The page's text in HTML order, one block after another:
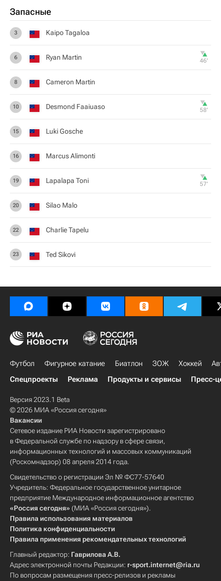
Запасные
3 Kaipo Tagaloa
6 Ryan Martin 46‎’‎
8 Cameron Martin
10 Desmond Faaiuaso 58‎’‎
15 Luki Gosche
16 Marcus Alimonti
19 Lapalapa Toni 57‎’‎
20 Silao Malo
22 Charlie Tapelu
23 Ted Sikovi
Футбол Фигурное катание Биатлон ЗОЖ Хоккей
Спецпроекты
Реклама Продукты и сервисы Пресс-
Версия 2023.1 Beta
© 2026 МИА «Россия сегодня»
Вакансии
Сетевое издание РИА Новости зарегистрировано
в Федеральной службе по надзору в сфере связи,
информационных технологий и массовых коммуникаций
(Роскомнадзор) 08 апреля 2014 года.
Свидетельство о регистрации Эл № ФС77-57640
Учредитель: Федеральное государственное унитарное
предприятие Международное информационное агентство
«Россия сегодня» (МИА «Россия сегодня»).
Правила использования материалов
Политика конфиденциальности
Правила применения рекомендательных технологий
Главный редактор: Гаврилова А.В.
Адрес электронной почты Редакции: r-sport.internet@ria.ru
По вопросам размещения пресс-релизов и рекламы